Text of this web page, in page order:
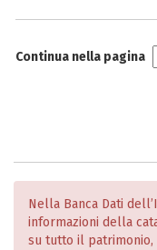
Continua nella pagina
Nella Banca Dati
informazioni della
su tutto il patrimonio,